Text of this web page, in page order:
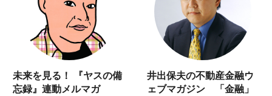
未来を見る！ 『ヤスの備
忘録』連動メルマガ
井出保夫の不動産金融ウ
ェブマガジン 「金融」